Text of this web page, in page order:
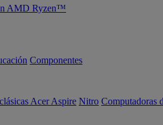
AMD Ryzen™
Componentes
Acer Aspire Nitro Computadoras